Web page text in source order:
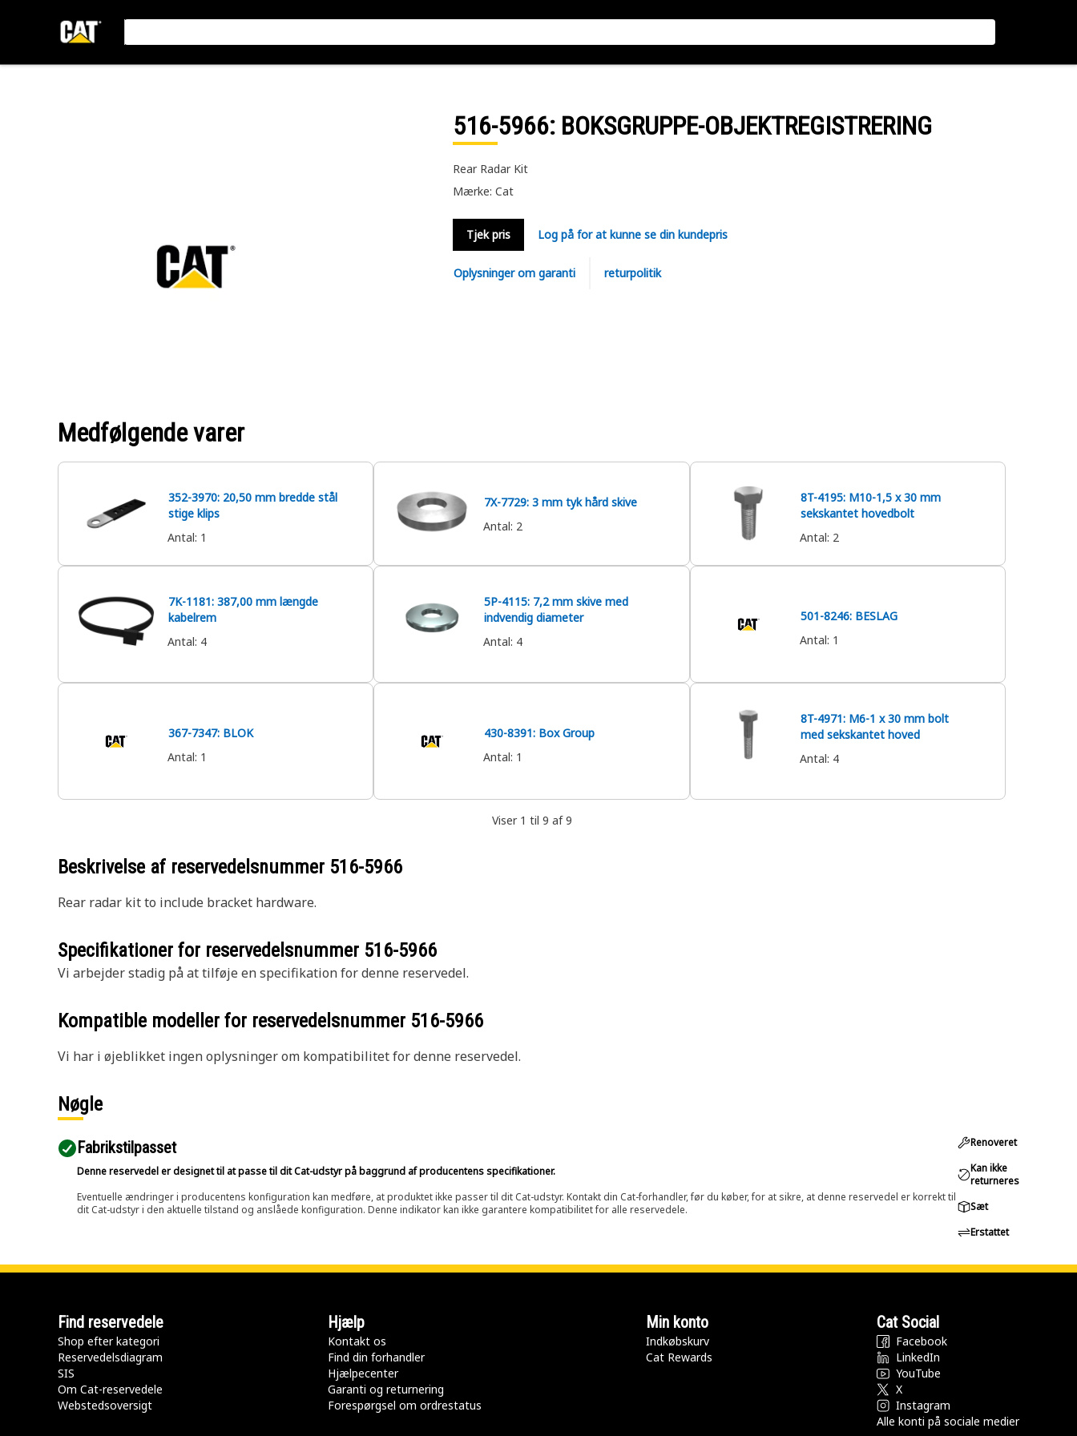
516-5966: BOKSGRUPPE-OBJEKTREGISTRERING
Rear Radar Kit
Mærke: Cat
Tjek pris Log på for at kunne se din kundepris
Oplysninger om garanti returpolitik
Medfølgende varer
352-3970: 20,50 mm bredde stål
stige klips
Antal: 1
7X-7729: 3 mm tyk hård skive
Antal: 2
8T-4195: M10-1,5 x 30 mm
sekskantet hovedbolt
Antal: 2
7K-1181: 387,00 mm længde
kabelrem
Antal: 4
5P-4115: 7,2 mm skive med
indvendig diameter
Antal: 4
501-8246: BESLAG
Antal: 1
367-7347: BLOK
Antal: 1
430-8391: Box Group
Antal: 1
8T-4971: M6-1 x 30 mm bolt
med sekskantet hoved
Antal: 4
Viser 1 til 9 af 9
Beskrivelse af reservedelsnummer 516-5966
Rear radar kit to include bracket hardware.
Specifikationer for reservedelsnummer 516-5966
Vi arbejder stadig på at tilføje en specifikation for denne reservedel.
Kompatible modeller for reservedelsnummer 516-5966
Vi har i øjeblikket ingen oplysninger om kompatibilitet for denne reservedel.
Nøgle
Fabrikstilpasset
Denne reservedel er designet til at passe til dit Cat-udstyr på baggrund af producentens specifikationer.
Eventuelle ændringer i producentens konfiguration kan medføre, at produktet ikke passer til dit Cat-udstyr. Kontakt din Cat-forhandler, før du køber, for at sikre, at denne reservedel er korrekt til
dit Cat-udstyr i den aktuelle tilstand og anslåede konfiguration. Denne indikator kan ikke garantere kompatibilitet for alle reservedele.
Renoveret
Kan ikke
returneres
Sæt
Erstattet
Find reservedele
Shop efter kategori
Reservedelsdiagram
SIS
Om Cat-reservedele
Webstedsoversigt
Hjælp
Kontakt os
Find din forhandler
Hjælpecenter
Garanti og returnering
Forespørgsel om ordrestatus
Min konto
Indkøbskurv
Cat Rewards
Cat Social
Facebook
LinkedIn
YouTube
X
Instagram
Alle konti på sociale medier